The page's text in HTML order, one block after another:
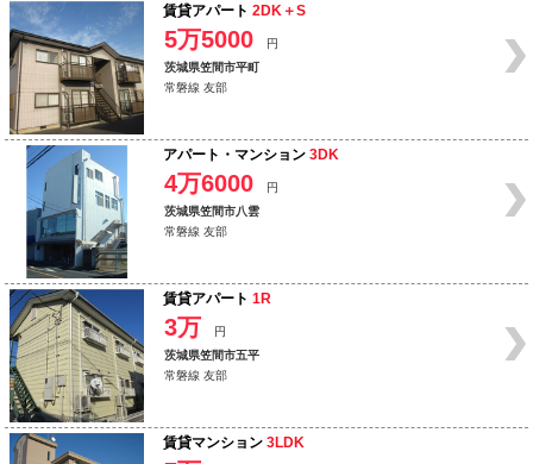
賃貸アパート 2DK＋S
5万5000
円
茨城県笠間市平町
常磐線 友部
アパート・マンション 3DK
4万6000
円
茨城県笠間市八雲
常磐線 友部
賃貸アパート 1R
3万
円
茨城県笠間市五平
常磐線 友部
賃貸マンション 3LDK